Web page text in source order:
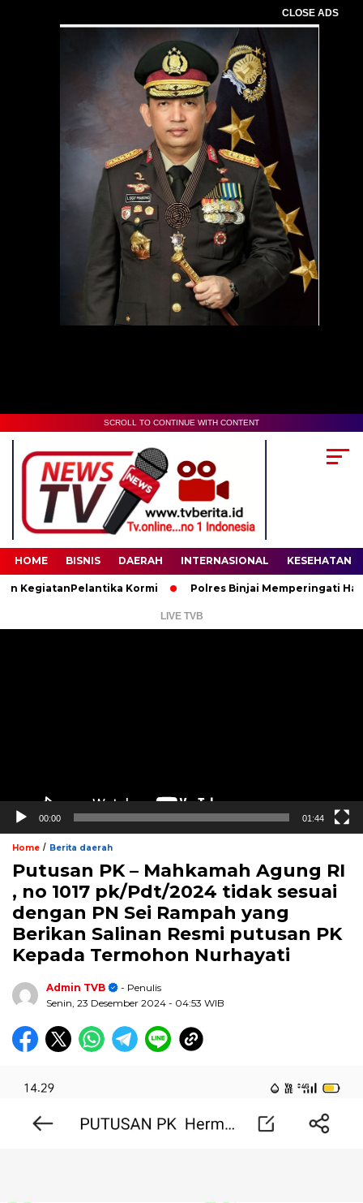
CLOSE ADS
00:00
SCROLL TO CONTINUE WITH CONTENT
HOME BISNIS DAERAH INTERNASIONAL KESEHATAN
Kormi Polres Binjai Memperingati Hari Lahir
LIVE TVB
00:00 01:44
Home / Berita daerah
Putusan PK – Mahkamah Agung RI
, no 1017 pk/Pdt/2024 tidak sesuai
dengan PN Sei Rampah yang
Berikan Salinan Resmi putusan PK
Kepada Termohon Nurhayati
Admin TVB
- Penulis
Senin, 23 Desember 2024 - 04:53 WIB